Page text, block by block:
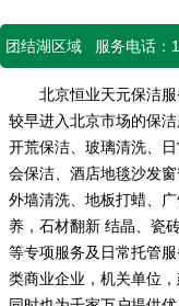
团结湖区域 服务电话：
北京恒业天元保洁服
较早进入北京市场的保
开荒保洁、玻璃清洗、
会保洁、酒店地毯沙发窗
外墙清洗、地板打蜡、
养，石材翻新 结晶、瓷
等专项服务及日常托管
类商业企业，机关单位